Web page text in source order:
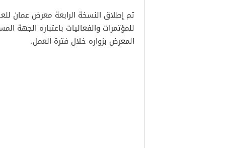
تم إطلاق النسخة الرابعة معرض عمان
للمؤتمرات والفعاليات باعتباره الجهة
المعرض بزواره خلال فترة العمل.